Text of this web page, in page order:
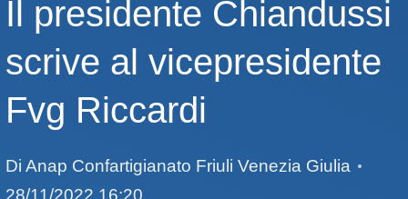
Il presidente Chiandussi
scrive al vicepresidente
Fvg Riccardi
Di Anap Confartigianato Friuli Venezia Giulia